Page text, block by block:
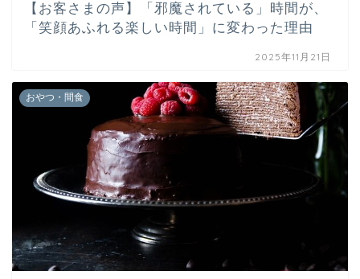
【お客さまの声】「邪魔されている」時間が、
「笑顔あふれる楽しい時間」に変わった理由
2025年11月21日
おやつ・間食